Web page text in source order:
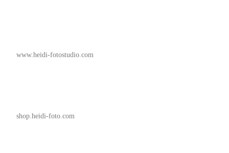
www.heidi-fotostudio.com
shop.heidi-foto.com